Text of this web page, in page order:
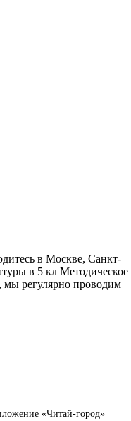
в Москве, Санкт-
в 5 кл Методическое
мы регулярно проводим
«Читай-город»